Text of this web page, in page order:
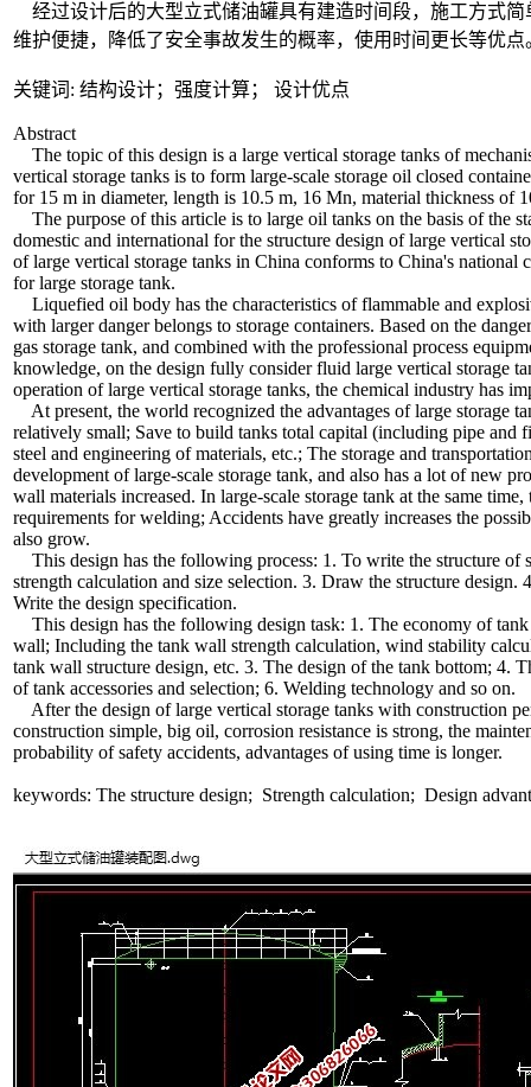
经过设计后的大型立式储油罐具有建造时间段，施工方式
维护便捷，降低了安全事故发生的概率，使用时间更长等优点
关键词: 结构设计；强度计算； 设计优点
Abstract
The topic of this design is a large vertical storage tanks of
vertical storage tanks is to form large-scale storage oil closed
for 15 m in diameter, length is 10.5 m, 16 Mn, material thickness of
The purpose of this article is to large oil tanks on the basis of the
domestic and international for the structure design of large vertical
of large vertical storage tanks in China conforms to China's national
for large storage tank.
Liquefied oil body has the characteristics of flammable and
with larger danger belongs to storage containers. Based on the
gas storage tank, and combined with the professional process
knowledge, on the design fully consider fluid large vertical storage
operation of large vertical storage tanks, the chemical industry has
At present, the world recognized the advantages of large storage
relatively small; Save to build tanks total capital (including pipe and
steel and engineering of materials, etc.; The storage and
development of large-scale storage tank, and also has a lot of new
wall materials increased. In large-scale storage tank at the same
requirements for welding; Accidents have greatly increases the
also grow.
This design has the following process: 1. To write the structure of
strength calculation and size selection. 3. Draw the structure design.
Write the design specification.
This design has the following design task: 1. The economy of
wall; Including the tank wall strength calculation, wind stability
tank wall structure design, etc. 3. The design of the tank bottom; 4.
of tank accessories and selection; 6. Welding technology and so on.
After the design of large vertical storage tanks with
construction simple, big oil, corrosion resistance is strong, the
probability of safety accidents, advantages of using time is longer.
keywords: The structure design; Strength calculation; Design